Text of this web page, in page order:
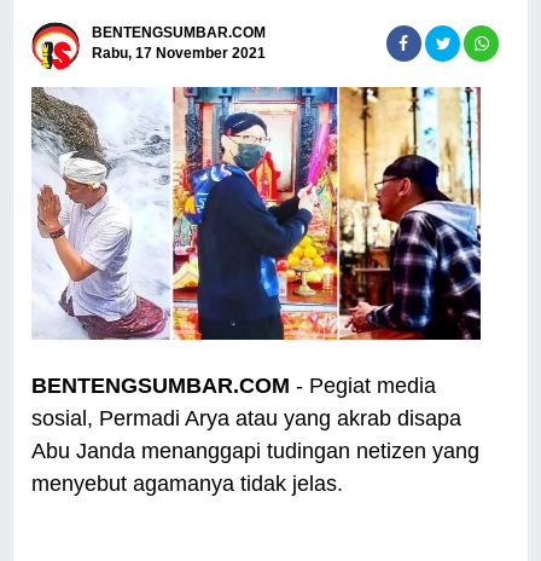
BENTENGSUMBAR.COM
Rabu, 17 November 2021
BENTENGSUMBAR.COM - Pegiat media
sosial, Permadi Arya atau yang akrab disapa
Abu Janda menanggapi tudingan netizen yang
menyebut agamanya tidak jelas.